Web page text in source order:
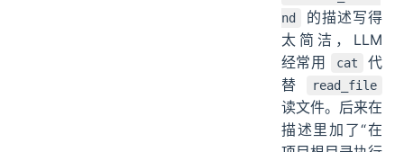
nd
的描述写得
太简洁，LLM
经常用
cat
代
替
read_file
读文件。后来在
描述里加了“在